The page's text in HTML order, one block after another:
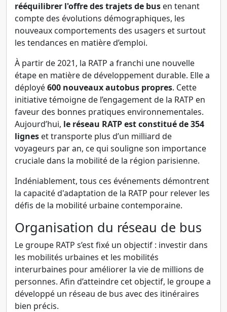
rééquilibrer l'offre des trajets de bus en tenant
compte des évolutions démographiques, les
nouveaux comportements des usagers et surtout
les tendances en matière d’emploi.
À partir de 2021, la RATP a franchi une nouvelle
étape en matière de développement durable. Elle a
déployé600 nouveaux autobus propres. Cette
initiative témoigne de l’engagement de la RATP en
faveur des bonnes pratiques environnementales.
Aujourd’hui, le réseau RATP est constitué de 354
lignes et transporte plus d’un milliard de
voyageurs par an, ce qui souligne son importance
cruciale dans la mobilité de la région parisienne.
Indéniablement, tous ces événements démontrent
la capacité d'adaptation de la RATP pour relever les
défis de la mobilité urbaine contemporaine.
Organisation du réseau de bus
Le groupe RATP s’est fixé un objectif : investir dans
les mobilités urbaines et les mobilités
interurbaines pour améliorer la vie de millions de
personnes. Afin d’atteindre cet objectif, le groupe a
développé un réseau de bus avec des itinéraires
bien précis.